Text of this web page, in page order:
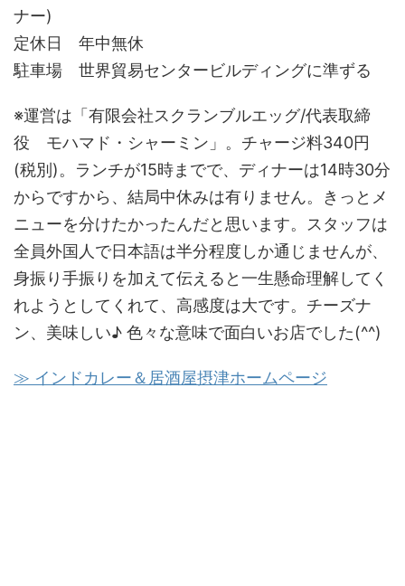
ナー)
定休日 年中無休
駐車場 世界貿易センタービルディングに準ずる
※運営は「有限会社スクランブルエッグ/代表取締
役 モハマド・シャーミン」。チャージ料340円
(税別)。ランチが15時までで、ディナーは14時30分
からですから、結局中休みは有りません。きっとメ
ニューを分けたかったんだと思います。スタッフは
全員外国人で日本語は半分程度しか通じませんが、
身振り手振りを加えて伝えると一生懸命理解してく
れようとしてくれて、高感度は大です。チーズナ
ン、美味しい♪ 色々な意味で面白いお店でした(^^)
≫ インドカレー＆居酒屋摂津ホームページ